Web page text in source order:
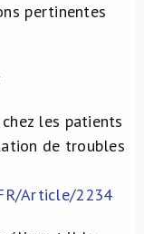
pertinentes
les patients
de troubles
Article/2234